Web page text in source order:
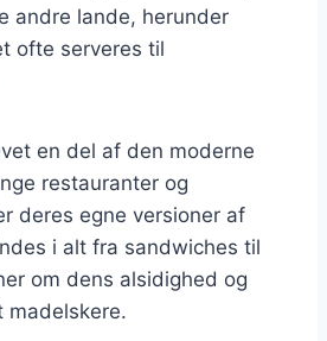
andre lande, herunder
ofte serveres til
en del af den moderne
restauranter og
deres egne versioner af
i alt fra sandwiches til
om dens alsidighed og
madelskere.